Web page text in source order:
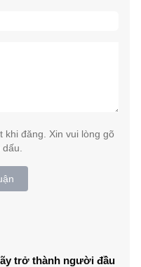
khi đăng. Xin vui lòng gõ
trở thành người đầu